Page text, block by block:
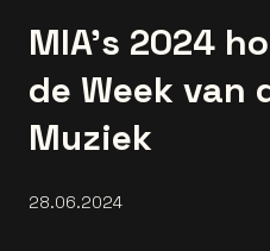
MIA’s 2024
de Week van
Muziek
28.06.2024